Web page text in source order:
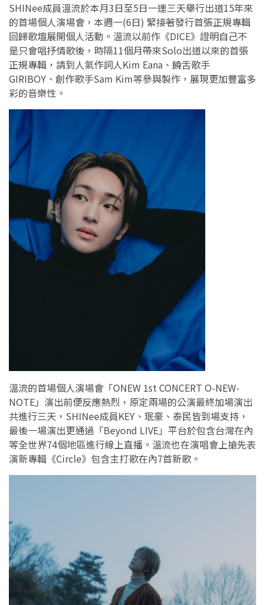
SHINee成員溫流於本月3日至5日一連三天舉行出道15年來
的首場個人演場會，本週一(6日) 緊接著發行首張正規專輯
回歸歌壇展開個人活動。溫流以前作《DICE》證明自己不
是只會唱抒情歌後，時隔11個月帶來Solo出道以來的首張
正規專輯，請到人氣作詞人Kim Eana、饒舌歌手
GIRIBOY、創作歌手Sam Kim等參與製作，展現更加豐富多
彩的音樂性。
溫流的首場個人演場會「ONEW 1st CONCERT O-NEW-
NOTE」演出前便反應熱烈，原定兩場的公演最終加場演出
共進行三天，SHINee成員KEY、珉豪、泰民皆到場支持，
最後一場演出更通過「Beyond LIVE」平台於包含台灣在內
等全世界74個地區進行線上直播。溫流也在演唱會上搶先表
演新專輯《Circle》包含主打歌在內7首新歌。